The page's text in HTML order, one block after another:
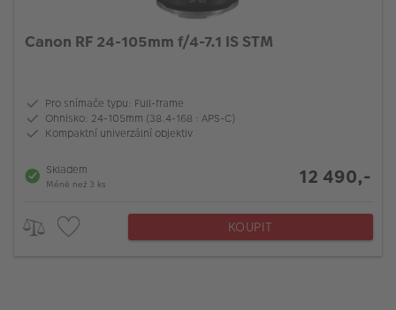
Canon RF 24-105mm f/4-7.1 IS STM
Pro snímače typu: Full-frame
Ohnisko: 24-105mm (38.4-168 : APS-C)
Kompaktní univerzální objektiv
Skladem
Méně než 3 ks 12 490,-
KOUPIT